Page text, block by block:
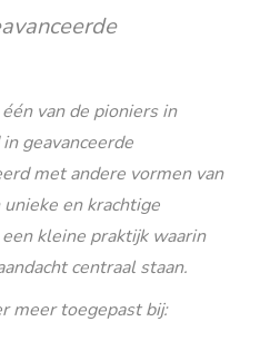
van de pioniers in
geavanceerde
met andere vormen van
en krachtige
kleine praktijk waarin
centraal staan.
meer toegepast bij: